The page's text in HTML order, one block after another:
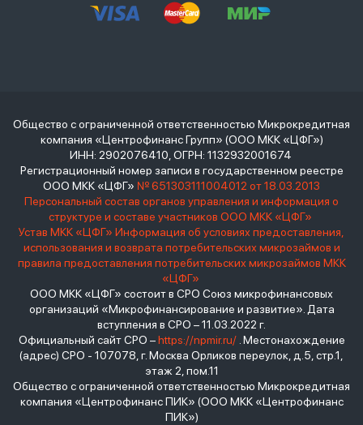
Общество с ограниченной ответственностью Микрокредитная
компания «Центрофинанс Групп» (ООО МКК «ЦФГ»)
ИНН: 2902076410, ОГРН: 1132932001674
Регистрационный номер записи в государственном реестре
ООО МКК «ЦФГ» № 651303111004012 от 18.03.2013
Персональный состав органов управления и информация о
структуре и составе участников ООО МКК «ЦФГ»
Устав МКК «ЦФГ» Информация об условиях предоставления,
использования и возврата потребительских микрозаймов и
правила предоставления потребительских микрозаймов МКК
«ЦФГ»
ООО МКК «ЦФГ» состоит в СРО Союз микрофинансовых
организаций «Микрофинансирование и развитие». Дата
вступления в СРО – 11.03.2022 г.
Официальный сайт СРО –https://npmir.ru/. Местонахождение
(адрес) СРО - 107078, г. Москва Орликов переулок, д.5, стр.1,
этаж 2, пом.11
Общество с ограниченной ответственностью Микрокредитная
компания «Центрофинанс ПИК» (ООО МКК «Центрофинанс
ПИК»)